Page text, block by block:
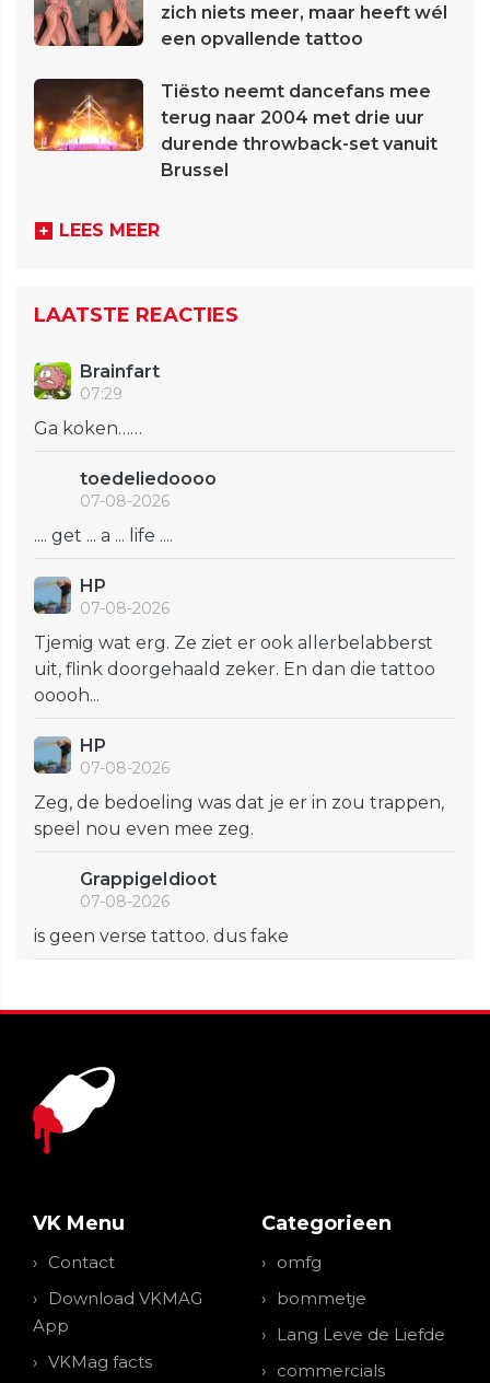
zich niets meer, maar heeft wél
een opvallende tattoo
Tiësto neemt dancefans mee
terug naar 2004 met drie uur
durende throwback-set vanuit
Brussel
LEES MEER
LAATSTE REACTIES
Brainfart
07:29
Ga koken……
toedeliedoooo
07-08-2026
.... get ... a ... life ....
HP
07-08-2026
Tjemig wat erg. Ze ziet er ook allerbelabberst
uit, flink doorgehaald zeker. En dan die tattoo
ooooh...
HP
07-08-2026
Zeg, de bedoeling was dat je er in zou trappen,
speel nou even mee zeg.
GrappigeIdioot
07-08-2026
is geen verse tattoo. dus fake
VK Menu
Contact
Download VKMAG
App
VKMag facts
Categorieen
omfg
bommetje
Lang Leve de Liefde
commercials